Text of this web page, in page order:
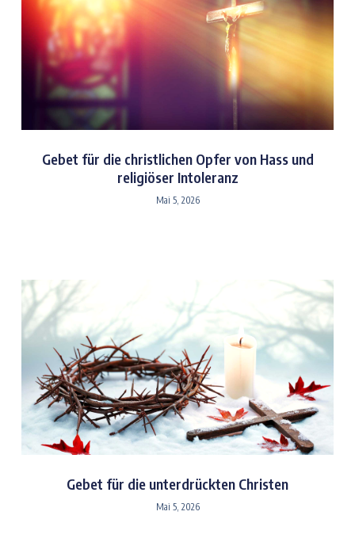
Gebet für die christlichen Opfer von Hass und
religiöser Intoleranz
Mai 5, 2026
Gebet für die unterdrückten Christen
Mai 5, 2026